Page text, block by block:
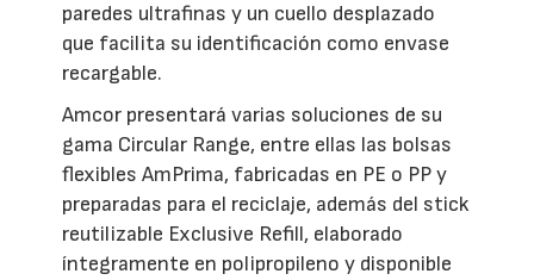
paredes ultrafinas y un cuello desplazado
que facilita su identificación como envase
recargable.
Amcor presentará varias soluciones de su
gama Circular Range, entre ellas las bolsas
flexibles AmPrima, fabricadas en PE o PP y
preparadas para el reciclaje, además del stick
reutilizable Exclusive Refill, elaborado
íntegramente en polipropileno y disponible